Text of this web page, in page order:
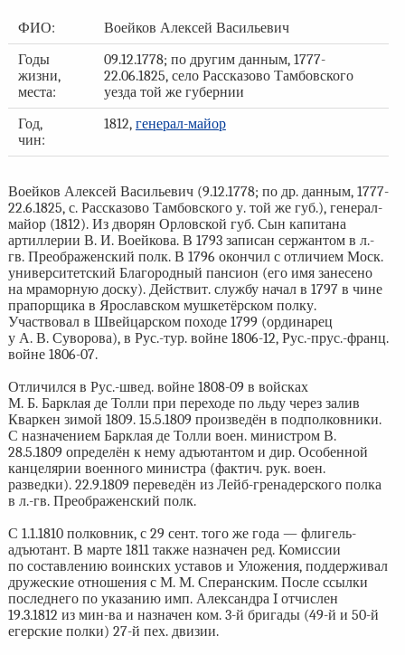
ФИО:
Воейков Алексей Васильевич
Годы
жизни,
места:
09.12.1778; по другим данным, 1777-
22.06.1825, село Рассказово Тамбовского
уезда той же губернии
Год,
чин:
1812, генерал-майор
Воейков Алексей Васильевич (9.12.1778; по др. данным, 1777-
22.6.1825, с. Рассказово Тамбовского у. той же губ.), генерал-
майор (1812). Из дворян Орловской губ. Сын капитана
артиллерии В. И. Воейкова. В 1793 записан сержантом в л.-
гв. Преображенский полк. В 1796 окончил с отличием Моск.
университетский Благородный пансион (его имя занесено
на мраморную доску). Действит. службу начал в 1797 в чине
прапорщика в Ярославском мушкетёрском полку.
Участвовал в Швейцарском походе 1799 (ординарец
у А. В. Суворова), в Рус.-тур. войне 1806-12, Рус.-прус.-франц.
войне 1806-07.
Отличился в Рус.-швед. войне 1808-09 в войсках
М. Б. Барклая де Толли при переходе по льду через залив
Кваркен зимой 1809. 15.5.1809 произведён в подполковники.
С назначением Барклая де Толли воен. министром В.
28.5.1809 определён к нему адъютантом и дир. Особенной
канцелярии военного министра (фактич. рук. воен.
разведки). 22.9.1809 переведён из Лейб-гренадерского полка
в л.-гв. Преображенский полк.
С 1.1.1810 полковник, с 29 сент. того же года — флигель-
адъютант. В марте 1811 также назначен ред. Комиссии
по составлению воинских уставов и Уложения, поддерживал
дружеские отношения с М. М. Сперанским. После ссылки
последнего по указанию имп. Александра I отчислен
19.3.1812 из мин-ва и назначен ком. 3-й бригады (49-й и 50-й
егерские полки) 27-й пех. двизии.